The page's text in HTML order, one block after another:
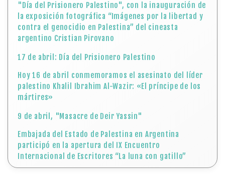
"Día del Prisionero Palestino", con la inauguración de
la exposición fotográfica “Imágenes por la libertad y
contra el genocidio en Palestina” del cineasta
argentino Cristian Pirovano
17 de abril: Día del Prisionero Palestino
Hoy 16 de abril conmemoramos el asesinato del líder
palestino Khalil Ibrahim Al-Wazir: «El príncipe de los
mártires»
9 de abril, "Masacre de Deir Yassin"
Embajada del Estado de Palestina en Argentina
participó en la apertura del IX Encuentro
Internacional de Escritores “La luna con gatillo”